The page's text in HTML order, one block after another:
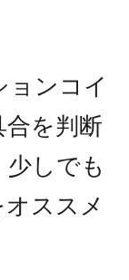
ョンコイ
を判断
しでも
ススメ